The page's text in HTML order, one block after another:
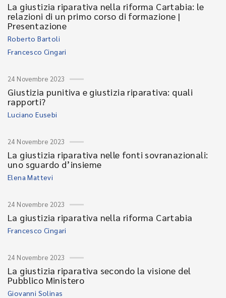
La giustizia riparativa nella riforma Cartabia: le
relazioni di un primo corso di formazione |
Presentazione
Roberto Bartoli
Francesco Cingari
24 Novembre 2023
Giustizia punitiva e giustizia riparativa: quali
rapporti?
Luciano Eusebi
24 Novembre 2023
La giustizia riparativa nelle fonti sovranazionali:
uno sguardo d’insieme
Elena Mattevi
24 Novembre 2023
La giustizia riparativa nella riforma Cartabia
Francesco Cingari
24 Novembre 2023
La giustizia riparativa secondo la visione del
Pubblico Ministero
Giovanni Solinas